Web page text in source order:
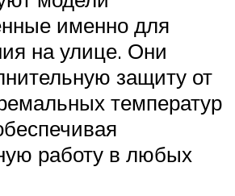
именно для
на улице. Они
защиту от
температур
работу в любых